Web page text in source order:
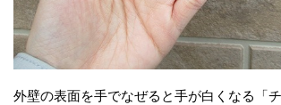
外壁の表面を手でなぜると手が白くなる「